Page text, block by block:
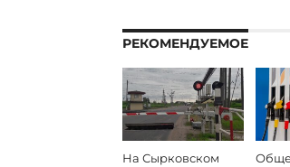
РЕКОМЕНДУЕМОЕ
На Сырковском